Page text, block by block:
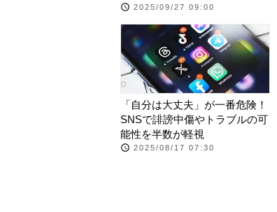
2025/09/27 09:00
「自分は大丈夫」が一番危険！
SNSで誹謗中傷やトラブルの可
能性を半数が軽視
2025/08/17 07:30